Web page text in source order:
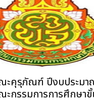
คุรุภัณฑ์ ปีงบประมา
ะกรรมการการศึกษา